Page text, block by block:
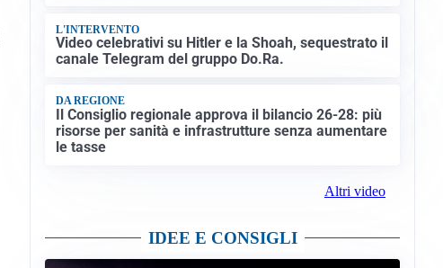
L'INTERVENTO
Video celebrativi su Hitler e la Shoah, sequestrato il
canale Telegram del gruppo Do.Ra.
DA REGIONE
Il Consiglio regionale approva il bilancio 26-28: più
risorse per sanità e infrastrutture senza aumentare
le tasse
Altri video
IDEE E CONSIGLI